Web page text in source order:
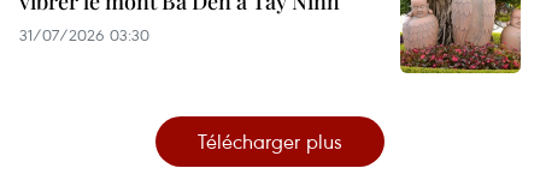
31/07/2026 03:30
Télécharger plus